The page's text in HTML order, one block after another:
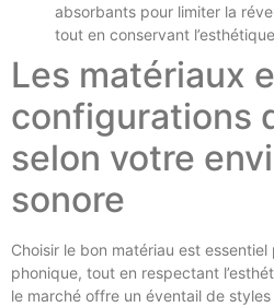
absorbants pour limiter la
tout en conservant
Les matériaux
configurations
selon votre
sonore
Choisir le bon matériau est essentiel
phonique, tout en respectant
le marché offre un éventail de